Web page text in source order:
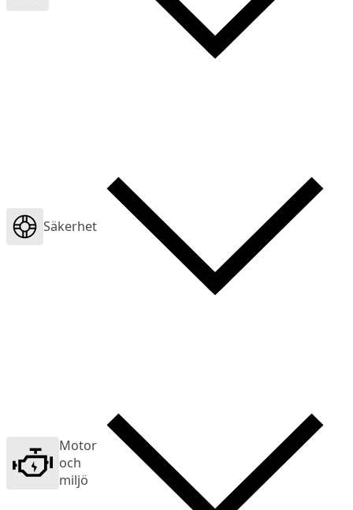
Säkerhet
Motor
och
miljö